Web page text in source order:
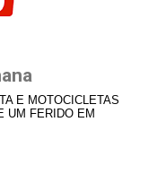
E MOTOCICLETAS
UM FERIDO EM